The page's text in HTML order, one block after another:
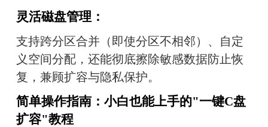
灵活磁盘管理：
支持跨分区合并（即使分区不相邻）、自定
义空间分配，还能彻底擦除敏感数据防止恢
复，兼顾扩容与隐私保护。
简单操作指南：小白也能上手的"一键C盘
扩容"教程